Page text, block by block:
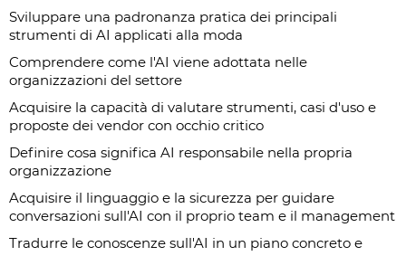
Sviluppare una padronanza pratica dei principali
strumenti di AI applicati alla moda
Comprendere come l'AI viene adottata nelle
organizzazioni del settore
Acquisire la capacità di valutare strumenti, casi d'uso e
proposte dei vendor con occhio critico
Definire cosa significa AI responsabile nella propria
organizzazione
Acquisire il linguaggio e la sicurezza per guidare
conversazioni sull'AI con il proprio team e il management
Tradurre le conoscenze sull'AI in un piano concreto e